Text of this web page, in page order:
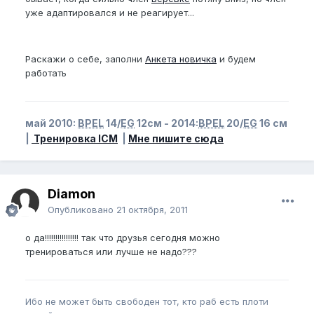
уже адаптировался и не реагирует...
Раскажи о себе, заполни Анкета новичка и будем
работать
май 2010: BPEL14/EG 12см - 2014:BPEL 20/EG 16 см
Тренировка ICM Мне пишите сюда
Diamon
Опубликовано 21 октября, 2011
о да!!!!!!!!!!!!!!!! так что друзья сегодня можно
тренироваться или лучше не надо???
Ибо не может быть свободен тот, кто раб есть плоти